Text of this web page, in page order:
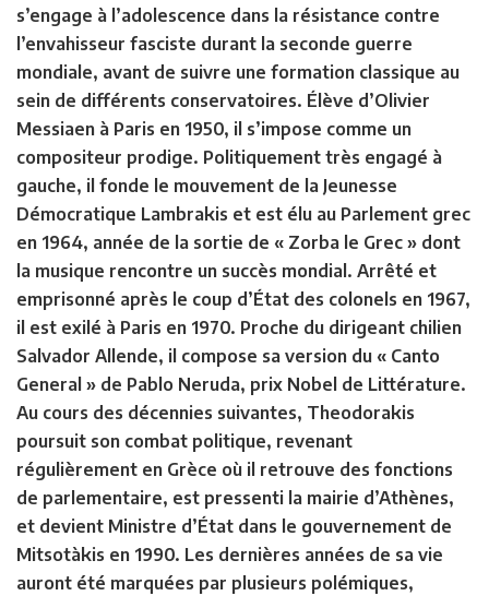
s’engage à l’adolescence dans la résistance contre
l’envahisseur fasciste durant la seconde guerre
mondiale, avant de suivre une formation classique au
sein de différents conservatoires. Élève d’Olivier
Messiaen à Paris en 1950, il s’impose comme un
compositeur prodige. Politiquement très engagé à
gauche, il fonde le mouvement de la Jeunesse
Démocratique Lambrakis et est élu au Parlement grec
en 1964, année de la sortie de « Zorba le Grec » dont
la musique rencontre un succès mondial. Arrêté et
emprisonné après le coup d’État des colonels en 1967,
il est exilé à Paris en 1970. Proche du dirigeant chilien
Salvador Allende, il compose sa version du « Canto
General » de Pablo Neruda, prix Nobel de Littérature.
Au cours des décennies suivantes, Theodorakis
poursuit son combat politique, revenant
régulièrement en Grèce où il retrouve des fonctions
de parlementaire, est pressenti la mairie d’Athènes,
et devient Ministre d’État dans le gouvernement de
Mitsotàkis en 1990. Les dernières années de sa vie
auront été marquées par plusieurs polémiques,